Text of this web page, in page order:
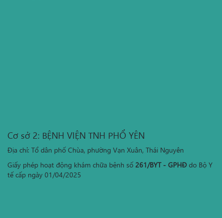
Cơ sở 2: BỆNH VIỆN TNH PHỔ YÊN
Địa chỉ: Tổ dân phố Chùa, phường Vạn Xuân, Thái Nguyên
Giấy phép hoạt động khám chữa bệnh số 261/BYT - GPHĐ do Bộ Y
tế cấp ngày 01/04/2025